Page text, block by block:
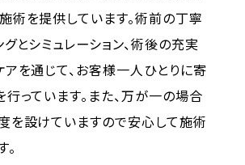
術を提供しています。術前の丁寧
とシミュレーション、術後の充実
アを通じて、お客様一人ひとりに寄
行っています。また、万が一の場合
を設けていますので安心して施術